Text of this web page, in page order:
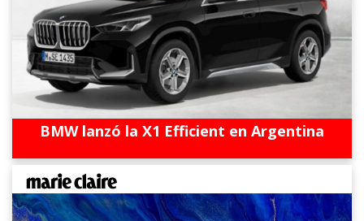
BMW lanzó la X1 Efficient en Argentina